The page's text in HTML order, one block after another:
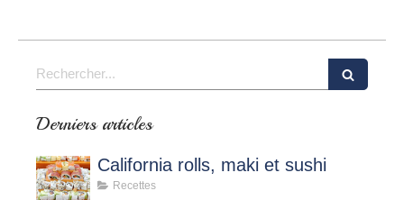
Rechercher
Derniers articles
California rolls, maki et sushi
Recettes